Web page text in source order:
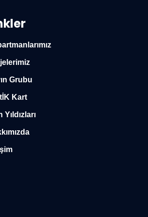
Grubu
Kart
Yıldızları